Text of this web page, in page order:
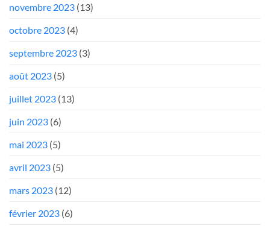
novembre 2023 (13)
octobre 2023 (4)
septembre 2023 (3)
août 2023 (5)
juillet 2023 (13)
juin 2023 (6)
mai 2023 (5)
avril 2023 (5)
mars 2023 (12)
février 2023 (6)